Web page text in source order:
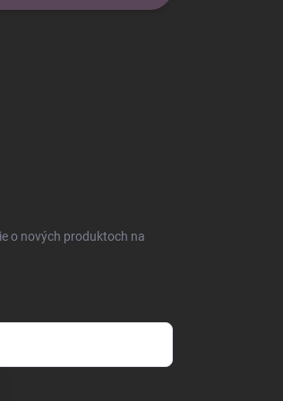
o nových produktoch na